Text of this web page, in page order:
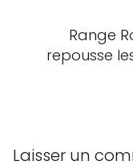
Range
repousse
Laisser un